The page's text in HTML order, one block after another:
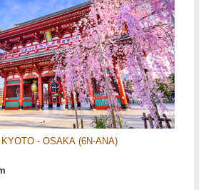
- OSAKA (6N-ANA)
ĐÔ - CỬU TRẠI CÂU – ĐÔ
YỂN – CÔNG VIÊN GẤU TRÚC
West air (6N5Đ)